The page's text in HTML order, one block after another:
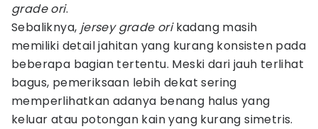
grade ori.
Sebaliknya, jersey grade orikadang masih
memiliki detail jahitan yang kurang konsisten pada
beberapa bagian tertentu. Meski dari jauh terlihat
bagus, pemeriksaan lebih dekat sering
memperlihatkan adanya benang halus yang
keluar atau potongan kain yang kurang simetris.